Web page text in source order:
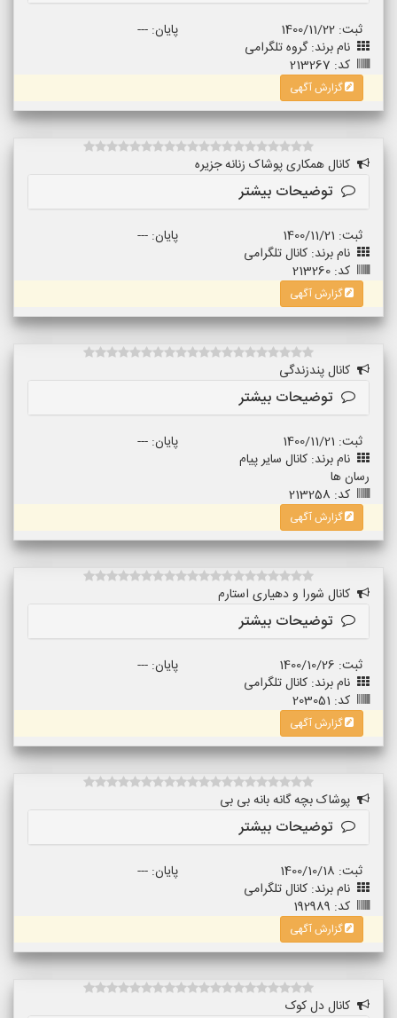
ثبت: 1400/11/22
پایان: ---
نام برند: گروه تلگرامی
کد: 213267
گزارش آگهی
کانال همکاری پوشاک زنانه جزیره
توضیحات بیشتر
ثبت: 1400/11/21
پایان: ---
نام برند: کانال تلگرامی
کد: 213260
گزارش آگهی
کانال پندزندگی
توضیحات بیشتر
ثبت: 1400/11/21
پایان: ---
نام برند: کانال سایر پیام
رسان ها
کد: 213258
گزارش آگهی
کانال شورا و دهیاری استارم
توضیحات بیشتر
ثبت: 1400/10/26
پایان: ---
نام برند: کانال تلگرامی
کد: 203051
گزارش آگهی
پوشاک بچه گانه بانه بی بی
توضیحات بیشتر
ثبت: 1400/10/18
پایان: ---
نام برند: کانال تلگرامی
کد: 192989
گزارش آگهی
کانال دل کوک